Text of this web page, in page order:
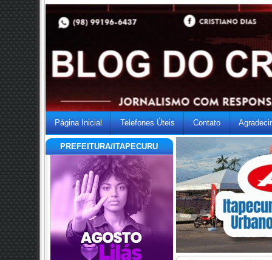
Página Inicial Telefones Úteis Contato
PREFEITURA/ITAPECURU